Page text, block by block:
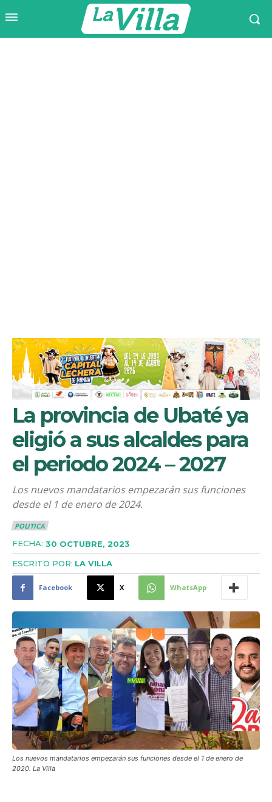
La provincia de Ubaté ya
eligió a sus alcaldes para
el periodo 2024 – 2027
Los nuevos mandatarios empezarán sus funciones
desde el 1 de enero de 2024.
POLITICA
FECHA: 30 OCTUBRE, 2023
ESCRITO POR: LA VILLA
Facebook X WhatsApp
Los nuevos mandatarios empezarán sus funciones desde el 1 de enero de
2020. La Villa